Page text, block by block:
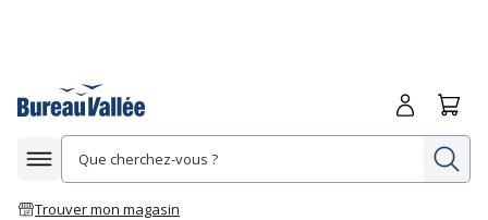
Afficher la navigation
Trouver mon magasin
Me